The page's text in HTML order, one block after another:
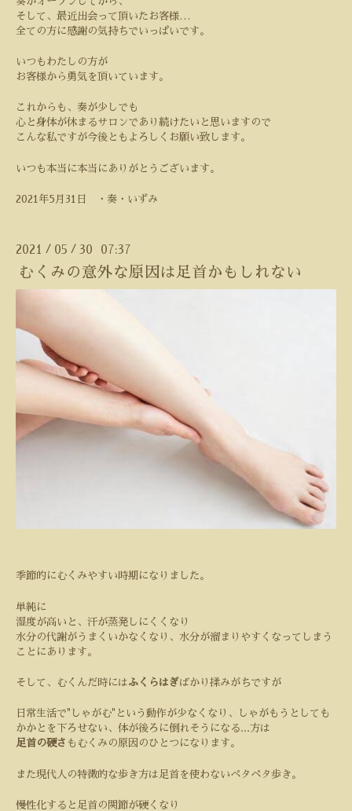
そして、最近出会って頂いたお客様…
全ての方に感謝の気持ちでいっぱいです。
いつもわたしの方が
お客様から勇気を頂いています。
これからも、奏が少しでも
心と身体が休まるサロンであり続けたいと思いますので
こんな私ですが今後ともよろしくお願い致します。
いつも本当に本当にありがとうございます。
2021 年5 月 31 日 ・奏・いずみ
2021 / 05 / 30 07:37
むくみの意外な原因は足首かもしれない
季節的にむくみやすい時期になりました。
単純に
湿度が高いと、汗が蒸発しにくくなり
水分の代謝がうまくいかなくなり、水分が溜まりやすくなってしまう
ことにあります。
そして、むくんだ時にはふくらはぎばかり揉みがちですが
日常生活で" しゃがむ" という動作が少なくなり、しゃがもうとしても
かかとを下ろせない、体が後ろに倒れそうになる...方は
足首の硬さ もむくみの原因のひとつになります。
また現代人の特徴的な歩き方は足首を使わないペタペタ歩き。
慢性化すると足首の関節が硬くなり